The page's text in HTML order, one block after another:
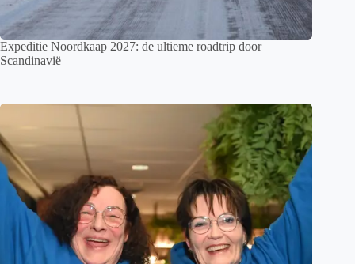
Expeditie Noordkaap 2027: de ultieme roadtrip door
Scandinavië